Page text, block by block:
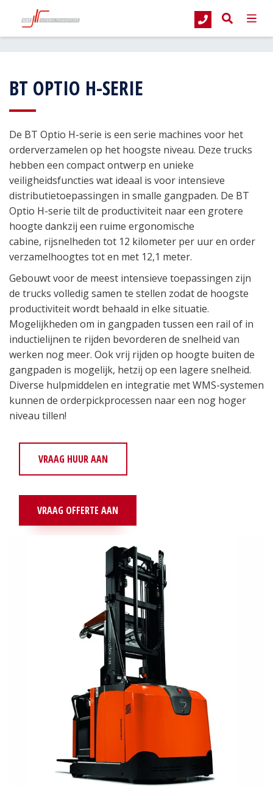
G&T Intern Transport
BT OPTIO H-SERIE
De BT Optio H-serie is een serie machines voor het
orderverzamelen op het hoogste niveau. Deze trucks
hebben een compact ontwerp en unieke
veiligheidsfuncties wat ideaal is voor intensieve
distributietoepassingen in smalle gangpaden. De BT
Optio H-serie tilt de productiviteit naar een grotere
hoogte dankzij een ruime ergonomische
cabine, rijsnelheden tot 12 kilometer per uur en order
verzamelhoogtes tot en met 12,1 meter.
Gebouwt voor de meest intensieve toepassingen zijn
de trucks volledig samen te stellen zodat de hoogste
productiviteit wordt behaald in elke situatie.
Mogelijkheden om in gangpaden tussen een rail of in
inductielijnen te rijden bevorderen de snelheid van
werken nog meer. Ook vrij rijden op hoogte buiten de
gangpaden is mogelijk, hetzij op een lagere snelheid.
Diverse hulpmiddelen en integratie met WMS-systemen
kunnen de orderpickprocessen naar een nog hoger
niveau tillen!
VRAAG HUUR AAN
VRAAG OFFERTE AAN